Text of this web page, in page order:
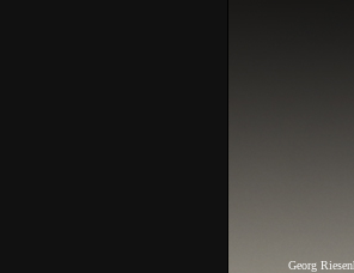
Georg